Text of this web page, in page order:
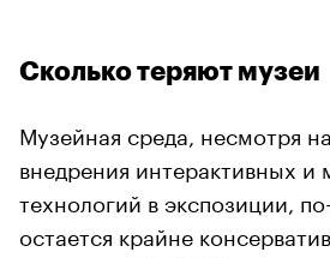
Сколько теряют музеи
Музейная среда, несмотря
внедрения интерактивных и
технологий в экспозиции,
остается крайне